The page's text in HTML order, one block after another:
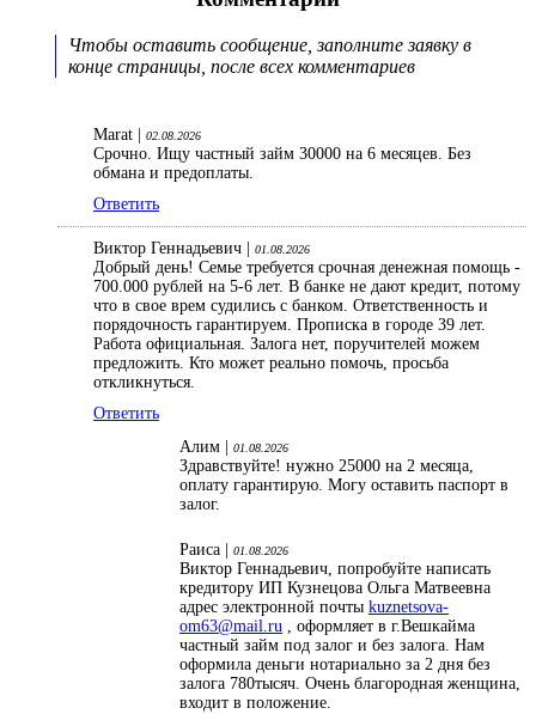
Чтобы оставить сообщение, заполните заявку в
конце страницы, после всех комментариев
Marat | 02.08.2026
Срочно. Ищу частный займ 30000 на 6 месяцев. Без
обмана и предоплаты.
Ответить
Виктор Геннадьевич | 01.08.2026
Добрый день! Семье требуется срочная денежная помощь -
700.000 рублей на 5-6 лет. В банке не дают кредит, потому
что в свое врем судились с банком. Ответственность и
порядочность гарантируем. Прописка в городе 39 лет.
Работа официальная. Залога нет, поручителей можем
предложить. Кто может реально помочь, просьба
откликнуться.
Ответить
Алим |
01.08.2026
Здравствуйте! нужно 25000 на 2 месяца,
оплату гарантирую. Могу оставить паспорт в
залог.
Раиса | 01.08.2026
Виктор Геннадьевич, попробуйте написать
кредитору ИП Кузнецова Ольга Матвеевна
адрес электронной почты kuznetsova-
om63@mail.ru , оформляет в г.Вешкайма
частный займ под залог и без залога. Нам
оформила деньги нотариально за 2 дня без
залога 780тысяч. Очень благородная женщина,
входит в положение.